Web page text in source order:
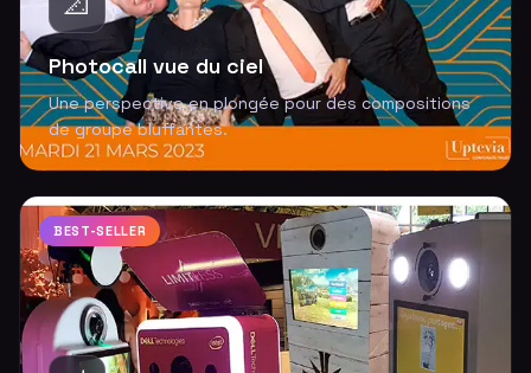
Photocall vue du ciel
Une perspective en plongée pour des compositions
de groupe bluffantes.
BEST-SELLER